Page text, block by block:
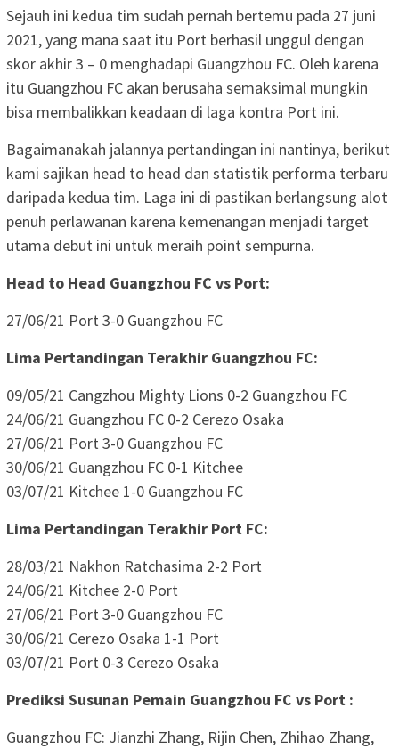
Sejauh ini kedua tim sudah pernah bertemu pada 27 juni
2021, yang mana saat itu Port berhasil unggul dengan
skor akhir 3 – 0 menghadapi Guangzhou FC. Oleh karena
itu Guangzhou FC akan berusaha semaksimal mungkin
bisa membalikkan keadaan di laga kontra Port ini.
Bagaimanakah jalannya pertandingan ini nantinya, berikut
kami sajikan head to head dan statistik performa terbaru
daripada kedua tim. Laga ini di pastikan berlangsung alot
penuh perlawanan karena kemenangan menjadi target
utama debut ini untuk meraih point sempurna.
Head to Head Guangzhou FC vs Port:
27/06/21 Port 3-0 Guangzhou FC
Lima Pertandingan Terakhir Guangzhou FC:
09/05/21 Cangzhou Mighty Lions 0-2 Guangzhou FC
24/06/21 Guangzhou FC 0-2 Cerezo Osaka
27/06/21 Port 3-0 Guangzhou FC
30/06/21 Guangzhou FC 0-1 Kitchee
03/07/21 Kitchee 1-0 Guangzhou FC
Lima Pertandingan Terakhir Port FC:
28/03/21 Nakhon Ratchasima 2-2 Port
24/06/21 Kitchee 2-0 Port
27/06/21 Port 3-0 Guangzhou FC
30/06/21 Cerezo Osaka 1-1 Port
03/07/21 Port 0-3 Cerezo Osaka
Prediksi Susunan Pemain Guangzhou FC vs Port :
Guangzhou FC: Jianzhi Zhang, Rijin Chen, Zhihao Zhang,